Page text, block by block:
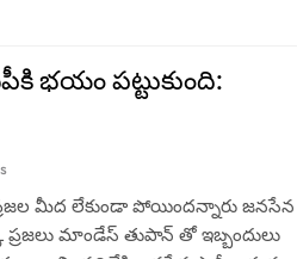
భయం పట్టుకుంది:
మీద లేకుండా పోయిందన్నారు జనసేన
మాండేస్ తుపాన్ తో ఇబ్బందులు